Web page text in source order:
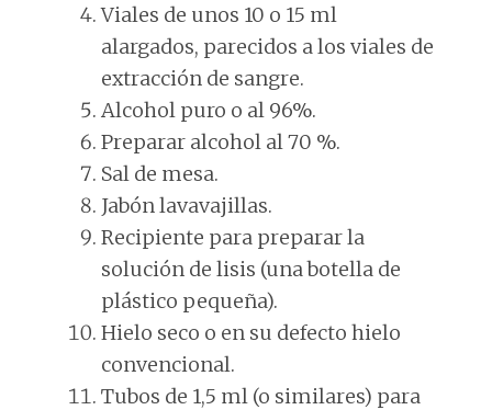
Viales de unos 10 o 15 ml
alargados, parecidos a los viales de
extracción de sangre.
Alcohol puro o al 96%.
Preparar alcohol al 70 %.
Sal de mesa.
Jabón lavavajillas.
Recipiente para preparar la
solución de lisis (una botella de
plástico pequeña).
Hielo seco o en su defecto hielo
convencional.
Tubos de 1,5 ml (o similares) para